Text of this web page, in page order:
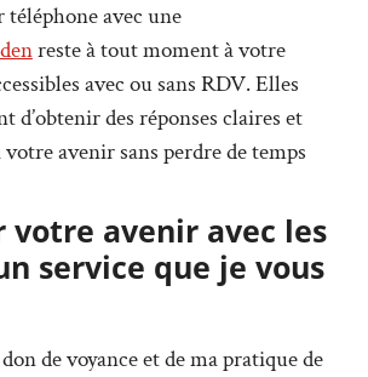
avec une
reste à tout moment à votre
avec ou sans RDV. Elles
d’obtenir des réponses claires et
avenir sans perdre de temps
votre avenir avec les
service que je vous
de voyance et de ma pratique de